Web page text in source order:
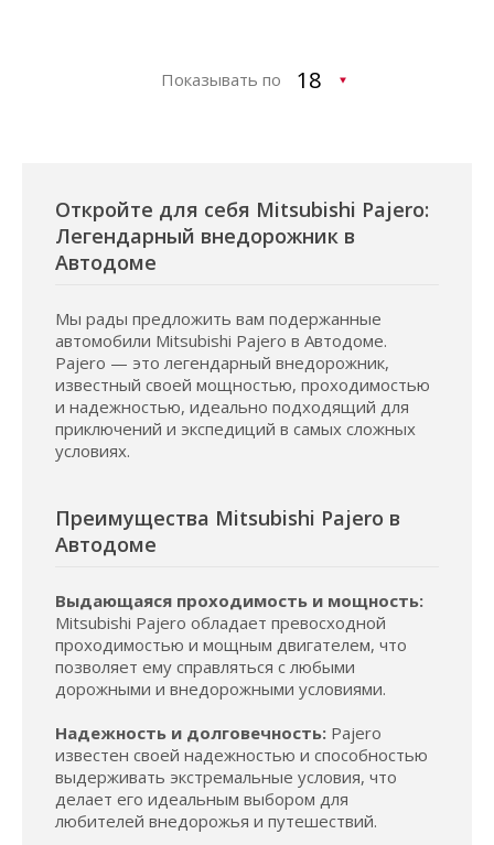
Показывать по
Откройте для себя Mitsubishi Pajero:
Легендарный внедорожник в
Автодоме
Мы рады предложить вам подержанные
автомобили Mitsubishi Pajero в Автодоме.
Pajero — это легендарный внедорожник,
известный своей мощностью, проходимостью
и надежностью, идеально подходящий для
приключений и экспедиций в самых сложных
условиях.
Преимущества Mitsubishi Pajero в
Автодоме
Выдающаяся проходимость и мощность:
Mitsubishi Pajero обладает превосходной
проходимостью и мощным двигателем, что
позволяет ему справляться с любыми
дорожными и внедорожными условиями.
Надежность и долговечность: Pajero
известен своей надежностью и способностью
выдерживать экстремальные условия, что
делает его идеальным выбором для
любителей внедорожья и путешествий.